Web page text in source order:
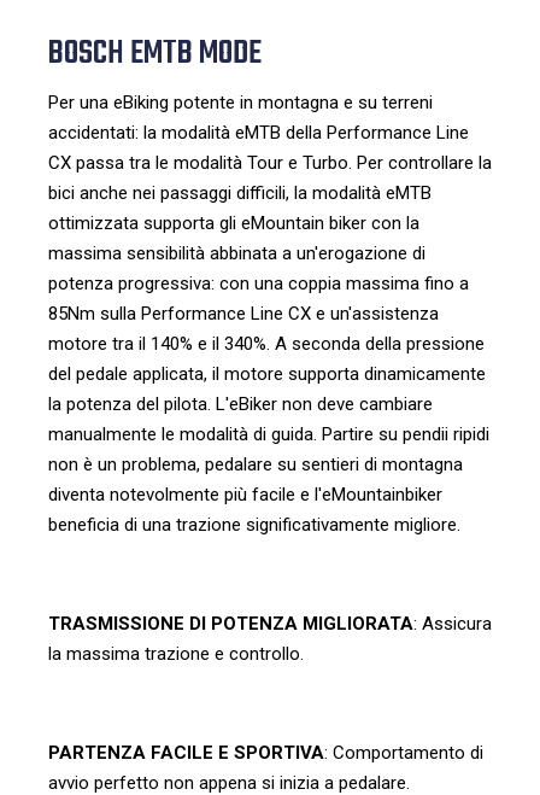
BOSCH EMTB MODE
Per una eBiking potente in montagna e su terreni
accidentati: la modalità eMTB della Performance Line
CX passa tra le modalità Tour e Turbo. Per controllare la
bici anche nei passaggi difficili, la modalità eMTB
ottimizzata supporta gli eMountain biker con la
massima sensibilità abbinata a un'erogazione di
potenza progressiva: con una coppia massima fino a
85Nm sulla Performance Line CX e un'assistenza
motore tra il 140% e il 340%. A seconda della pressione
del pedale applicata, il motore supporta dinamicamente
la potenza del pilota. L'eBiker non deve cambiare
manualmente le modalità di guida. Partire su pendii ripidi
non è un problema, pedalare su sentieri di montagna
diventa notevolmente più facile e l'eMountainbiker
beneficia di una trazione significativamente migliore.
TRASMISSIONE DI POTENZA MIGLIORATA: Assicura
la massima trazione e controllo.
PARTENZA FACILE E SPORTIVA: Comportamento di
avvio perfetto non appena si inizia a pedalare.